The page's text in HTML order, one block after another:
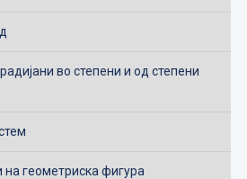
во степени и од степени
геометриска фигура